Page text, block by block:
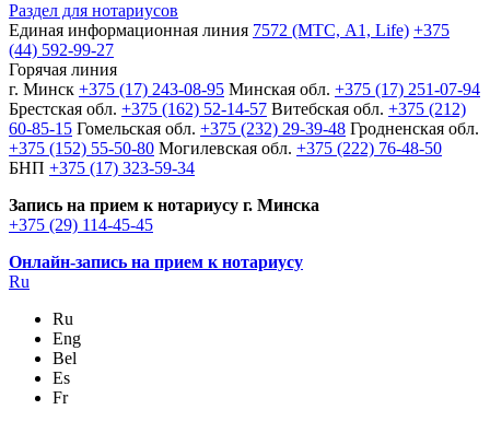
Раздел для нотариусов
Единая информационная линия 7572 (МТС, A1, Life) +375
(44) 592-99-27
Горячая линия
г. Минск +375 (17) 243-08-95 Минская обл. +375 (17) 251-07-94
Брестская обл. +375 (162) 52-14-57 Витебская обл. +375 (212)
60-85-15 Гомельская обл. +375 (232) 29-39-48 Гродненская обл.
+375 (152) 55-50-80 Могилевская обл. +375 (222) 76-48-50
БНП +375 (17) 323-59-34
Запись на прием к нотариусу г. Минска
+375 (29) 114-45-45
Онлайн-запись на прием к нотариусу
Ru
Ru
Eng
Bel
Es
Fr